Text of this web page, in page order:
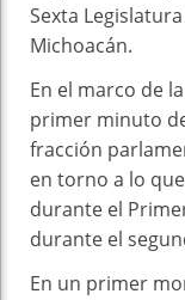
Sexta
Michoacán.
En el marco de
primer minuto
fracción
en torno a lo
durante el
durante el
En un primer